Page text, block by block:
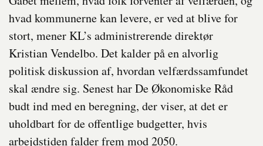
hvad kommunerne kan levere, er ved at blive for
stort, mener KL’s administrerende direktør
Kristian Vendelbo. Det kalder på en alvorlig
politisk diskussion af, hvordan velfærdssamfundet
skal ændre sig. Senest har De Økonomiske Råd
budt ind med en beregning, der viser, at det er
uholdbart for de offentlige budgetter, hvis
arbejdstiden falder frem mod 2050.